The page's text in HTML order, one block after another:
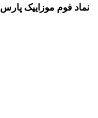
نماد فوم موزاییک پارس